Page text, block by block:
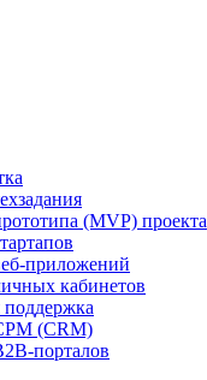
(MVP) проекта
приложений
кабинетов
поддержка
(CRM)
порталов